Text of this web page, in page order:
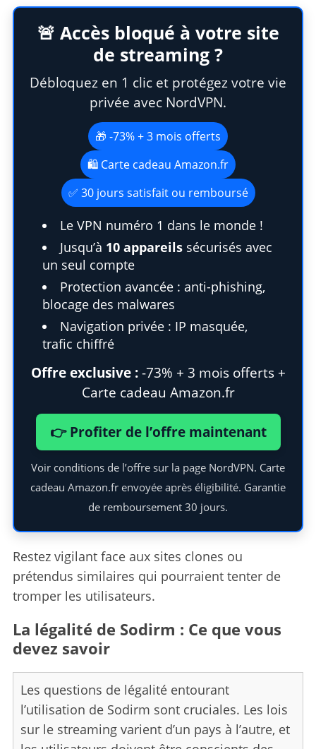
🚨 Accès bloqué à votre site
de streaming ?
Débloquez en 1 clic et protégez votre vie
privée avec NordVPN.
🎁 -73% + 3 mois offerts
🛍️ Carte cadeau Amazon.fr
✅ 30 jours satisfait ou remboursé
Le VPN numéro 1 dans le monde !
Jusqu’à 10 appareilssécurisés avec
un seul compte
Protection avancée : anti-phishing,
blocage des malwares
Navigation privée : IP masquée,
trafic chiffré
Offre exclusive :-73% + 3 mois offerts +
Carte cadeau Amazon.fr
👉 Profiter de l’offre maintenant
Voir conditions de l’offre sur la page NordVPN. Carte
cadeau Amazon.fr envoyée après éligibilité. Garantie
de remboursement 30 jours.
Restez vigilant face aux sites clones ou
prétendus similaires qui pourraient tenter de
tromper les utilisateurs.
La légalité de Sodirm : Ce que vous
devez savoir
Les questions de légalité entourant
l’utilisation de Sodirm sont cruciales. Les lois
sur le streaming varient d’un pays à l’autre, et
e
a
r
c
h
r